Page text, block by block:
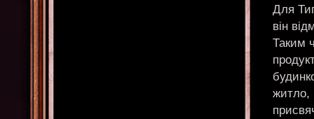
Для
він
Таким
житло,